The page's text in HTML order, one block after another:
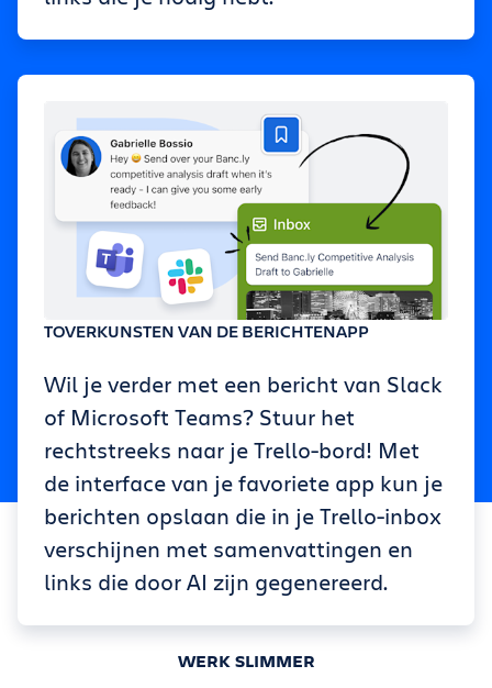
TOVERKUNSTEN VAN DE BERICHTENAPP
Wil je verder met een bericht van Slack
of Microsoft Teams? Stuur het
rechtstreeks naar je Trello-bord! Met
de interface van je favoriete app kun je
berichten opslaan die in je Trello-inbox
verschijnen met samenvattingen en
links die door AI zijn gegenereerd.
WERK SLIMMER